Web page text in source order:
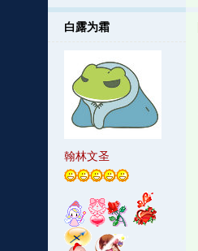
白露为霜
翰林文圣